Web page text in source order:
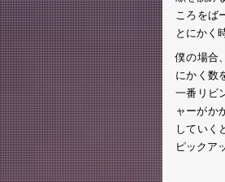
ころをば
とにかく
僕の場合
にかく数
一番リビ
ャーがか
していく
ピックア